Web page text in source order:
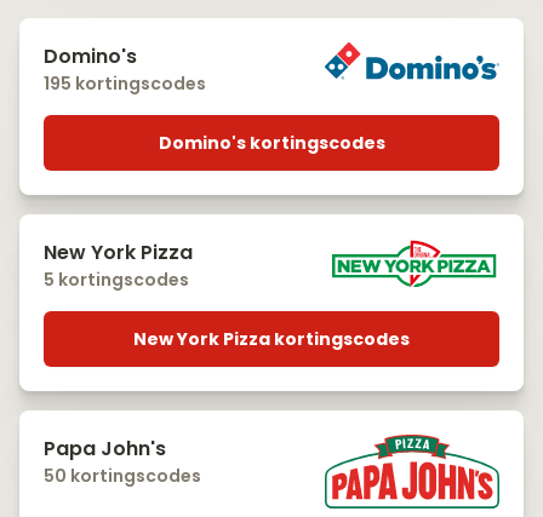
Domino's
195 kortingscodes
Domino's kortingscodes
New York Pizza
5 kortingscodes
New York Pizza kortingscodes
Papa John's
50 kortingscodes